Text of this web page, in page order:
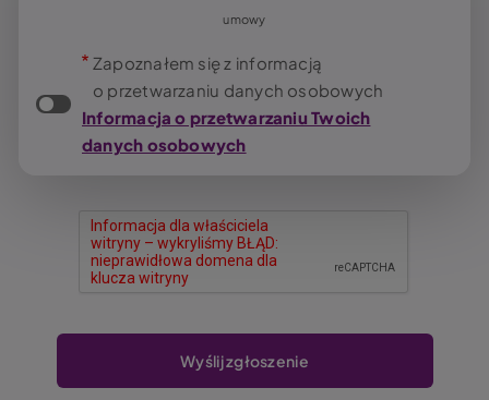
umowy
Zapoznałem się z informacją
o przetwarzaniu danych osobowych
Informacja o przetwarzaniu Twoich
danych osobowych